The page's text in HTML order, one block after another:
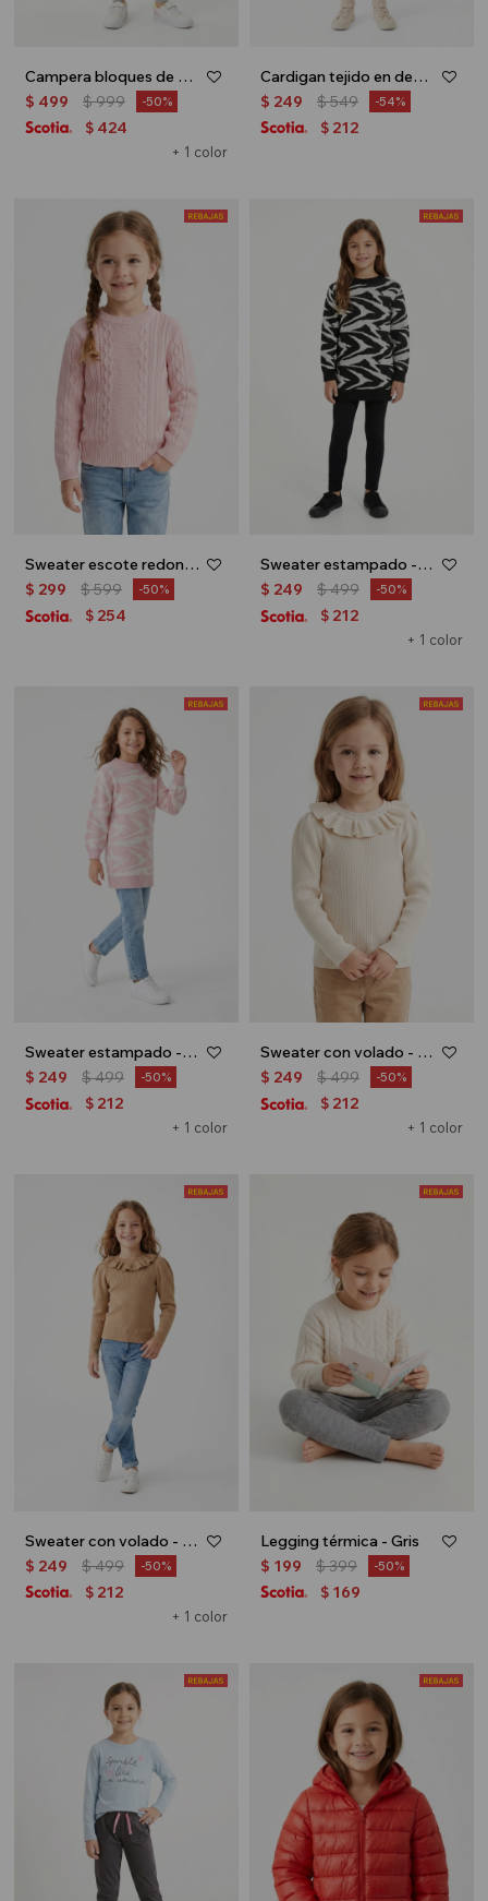
Campera bloques de color - Amarillo
+ 1 color
$ 499 $999 50
$ 424
Cardigan tejido en degradé - Rosa
$ 249 $549 54
$ 212
Sweater escote redondo con ochos - Rosa
$ 299 $599 50
$ 254
Sweater estampado - Negro
+ 1 color
$ 249 $499 50
$ 212
Sweater estampado - Rosa
+ 1 color
$ 249 $499 50
$ 212
Sweater con volado - Crudo
+ 1 color
$ 249 $499 50
$ 212
Sweater con volado - Tostado
+ 1 color
$ 249 $499 50
$ 212
Legging térmica - Gris
$ 199 $399 50
$ 169